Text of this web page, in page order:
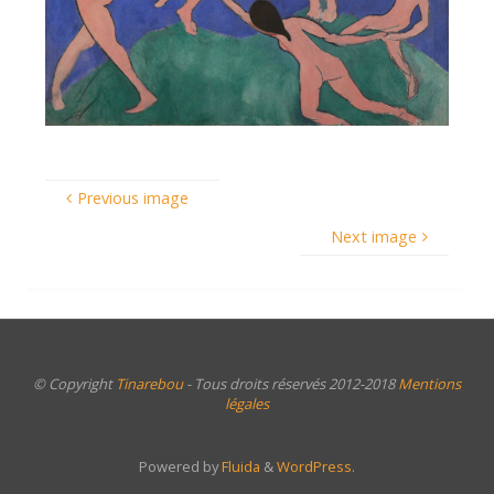
Previous image
Next image
© Copyright Tinarebou- Tous droits réservés 2012-2018Mentions
légales
Powered byFluida &WordPress.